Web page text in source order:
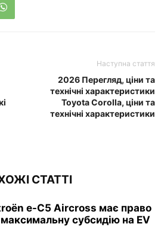
Наступна стаття
2026 Перегляд, ціни та
технічні характеристики
Toyota Corolla, ціни та
технічні характеристики
СТАТТІ
e-C5 Aircross має право
субсидію на EV